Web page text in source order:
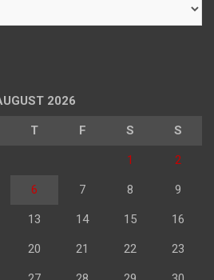
2026
T F S S
1 2
6 7 8 9
13 14 15 16
20 21 22 23